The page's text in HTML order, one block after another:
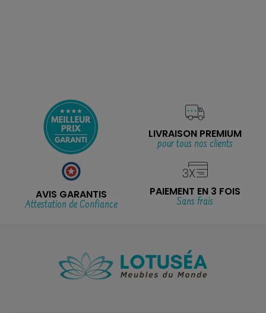
LIVRAISON PREMIUM
pour tous nos clients
AVIS GARANTIS
Attestation de Confiance
PAIEMENT EN 3 FOIS
Sans frais